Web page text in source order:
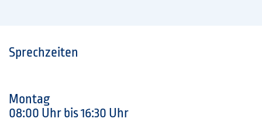
Sprechzeiten
Montag
08:00 Uhr bis 16:30 Uhr